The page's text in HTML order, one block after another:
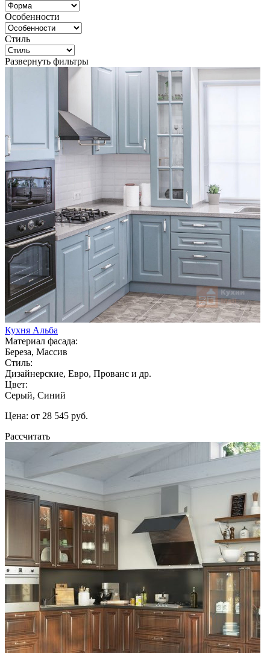
Особенности
Стиль
Развернуть фильтры
Кухня Альба
Материал фасада:
Береза, Массив
Стиль:
Дизайнерские, Евро, Прованс и др.
Цвет:
Серый, Синий
Цена: от 28 545 руб.
Рассчитать